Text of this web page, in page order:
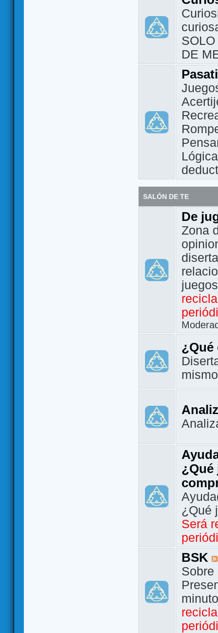
DE
Lógica
SALÓN DE TE
De
Zona
¿Qué
¿Qué
¿Qué
Será
BSK
Sobre